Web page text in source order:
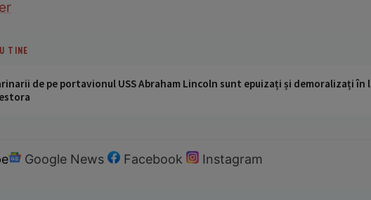
TINE
de pe portavionul USS Abraham Lincoln sunt epuizați și demoralizați
Google News Facebook Instagram